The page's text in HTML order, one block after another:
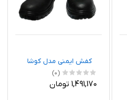
کفش ایمنی مدل کوشا
(0)
1,491,170 تومان